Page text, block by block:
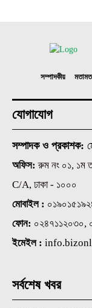
সম্পাদকীয় মতামত
যোগাযোগ
সম্পাদক ও প্রকাশক:
অফিস:রুম নং ০১, ১ম
C/A, ঢাকা - ১০০০
মোবাইল :
ফোন: ০২৪৭১১২০৩০,
ইমেইল :
সর্বশেষ খবর